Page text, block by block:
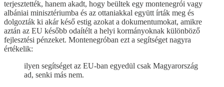
terjesztették, hanem akadt, hogy beültek egy montenegrói vagy
albániai minisztériumba és az ottaniakkal együtt írták meg és
dolgozták ki akár késő estig azokat a dokumentumokat, amikre
aztán az EU később odaítélt a helyi kormányoknak különböző
fejlesztési pénzeket. Montenegróban ezt a segítséget nagyra
értékelik:
ilyen segítséget az EU-ban egyedül csak Magyarország
ad, senki más nem.